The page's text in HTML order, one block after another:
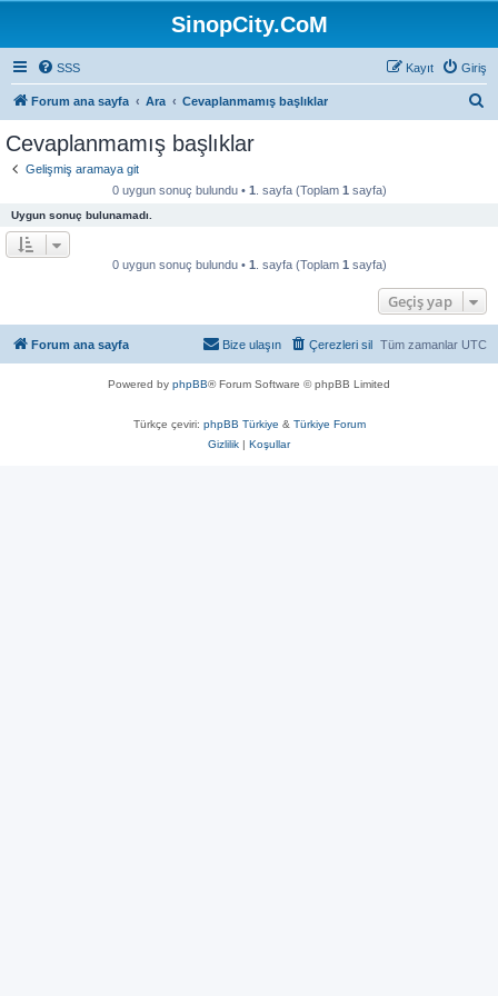
SinopCity.CoM
SSS Giriş
Kayıt
Forum ana sayfa Ara Cevaplanmamış başlıklar
Cevaplanmamış başlıklar
Gelişmiş aramaya git
0 uygun sonuç bulundu • 1 . sayfa (Toplam 1 sayfa)
Uygun sonuç bulunamadı.
0 uygun sonuç bulundu • 1 . sayfa (Toplam 1 sayfa)
Geçiş yap
Forum ana sayfa Tüm zamanlar UTC
Çerezleri sil
Bize ulaşın
Powered by phpBB® Forum Software © phpBB Limited
Türkçe çeviri: phpBB Türkiye & Türkiye Forum
Gizlilik | Koşullar